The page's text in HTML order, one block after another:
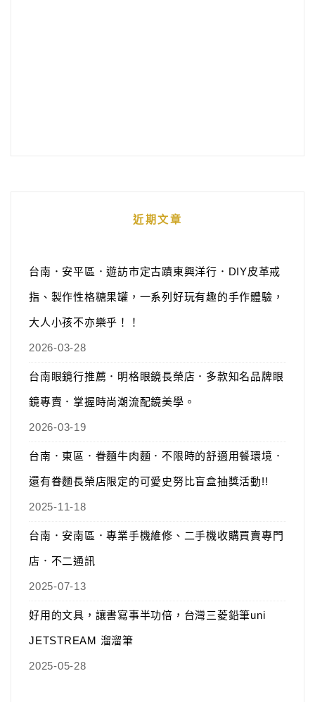
近期文章
台南．安平區．遊訪市定古蹟東興洋行．DIY皮革戒
指、製作性格糖果罐，一系列好玩有趣的手作體驗，
大人小孩不亦樂乎！！
2026-03-28
台南眼鏡行推薦．明格眼鏡長榮店．多款知名品牌眼
鏡專賣．掌握時尚潮流配鏡美學。
2026-03-19
台南．東區．眷麵牛肉麵．不限時的舒適用餐環境．
還有眷麵長榮店限定的可愛史努比盲盒抽獎活動!!
2025-11-18
台南．安南區．專業手機維修、二手機收購買賣專門
店．不二通訊
2025-07-13
好用的文具，讓書寫事半功倍，台灣三菱鉛筆uni
JETSTREAM 溜溜筆
2025-05-28